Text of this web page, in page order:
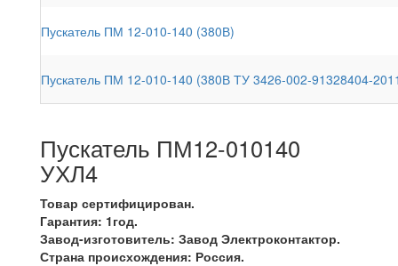
Пускатель ПМ 12-010-140 (380В)
Пускатель ПМ 12-010-140 (380В ТУ 3426-002-91328404-
Пускатель ПМ12-010140
УХЛ4
Товар сертифицирован.
Гарантия: 1год.
Завод-изготовитель: Завод Электроконтактор.
Страна происхождения: Россия.